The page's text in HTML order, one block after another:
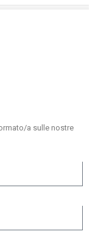
a sulle nostre